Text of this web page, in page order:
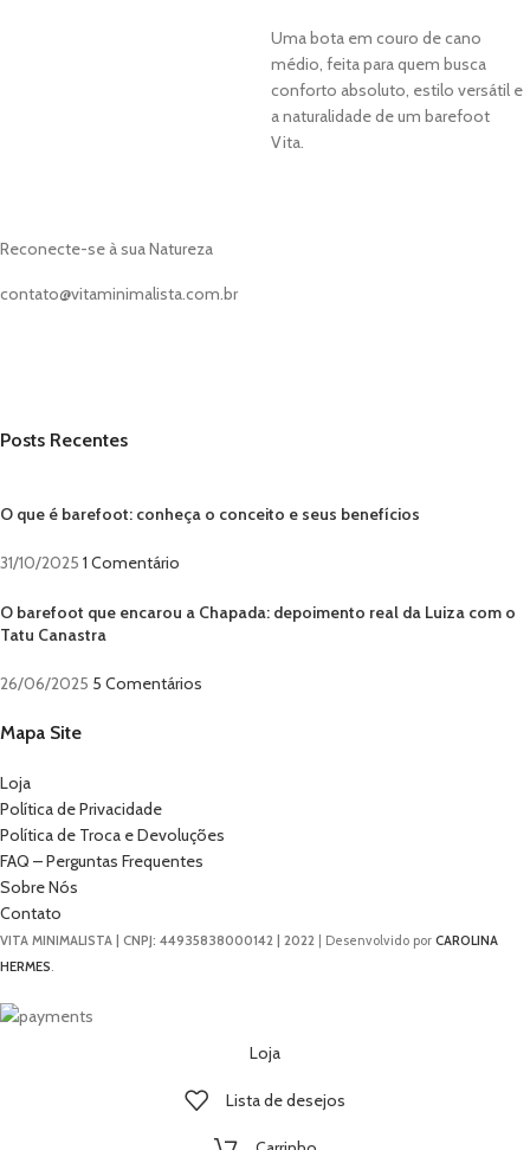
Uma bota em couro de cano
médio, feita para quem busca
conforto absoluto, estilo versátil e
a naturalidade de um barefoot
Vita.
Reconecte-se à sua Natureza
contato@vitaminimalista.com.br
Posts Recentes
O que é barefoot: conheça o conceito e seus benefícios
31/10/2025 1 Comentário
O barefoot que encarou a Chapada: depoimento real da Luiza com o
Tatu Canastra
26/06/2025 5 Comentários
Mapa Site
Loja
Política de Privacidade
Política de Troca e Devoluções
FAQ – Perguntas Frequentes
Sobre Nós
Contato
VITA MINIMALISTA | CNPJ: 44935838000142 | 2022 | Desenvolvido por CAROLINA
HERMES
Loja
Lista de desejos